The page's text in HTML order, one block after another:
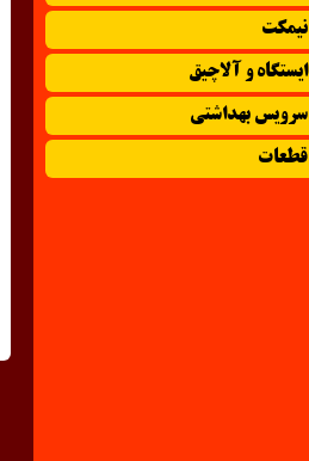
نیمکت
ایستگاه و آلاچیق
سرویس بهداشتی
قطعات